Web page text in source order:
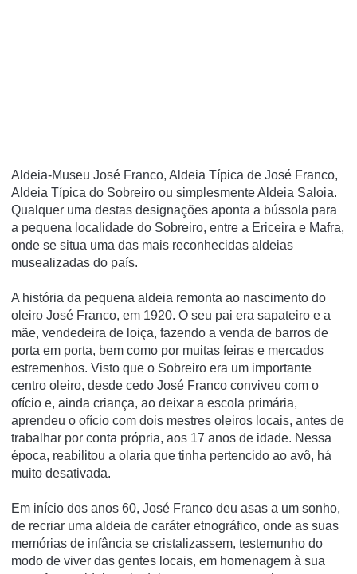
Aldeia-Museu José Franco, Aldeia Típica de José Franco,
Aldeia Típica do Sobreiro ou simplesmente Aldeia Saloia.
Qualquer uma destas designações aponta a bússola para
a pequena localidade do Sobreiro, entre a Ericeira e Mafra,
onde se situa uma das mais reconhecidas aldeias
musealizadas do país.
A história da pequena aldeia remonta ao nascimento do
oleiro José Franco, em 1920. O seu pai era sapateiro e a
mãe, vendedeira de loiça, fazendo a venda de barros de
porta em porta, bem como por muitas feiras e mercados
estremenhos. Visto que o Sobreiro era um importante
centro oleiro, desde cedo José Franco conviveu com o
ofício e, ainda criança, ao deixar a escola primária,
aprendeu o ofício com dois mestres oleiros locais, antes de
trabalhar por conta própria, aos 17 anos de idade. Nessa
época, reabilitou a olaria que tinha pertencido ao avô, há
muito desativada.
Em início dos anos 60, José Franco deu asas a um sonho,
de recriar uma aldeia de caráter etnográfico, onde as suas
memórias de infância se cristalizassem, testemunho do
modo de viver das gentes locais, em homenagem à sua